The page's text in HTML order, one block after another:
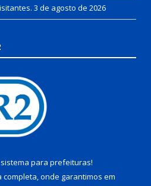
3 de agosto de 2026
sistema para prefeituras!
completa, onde garantimos em